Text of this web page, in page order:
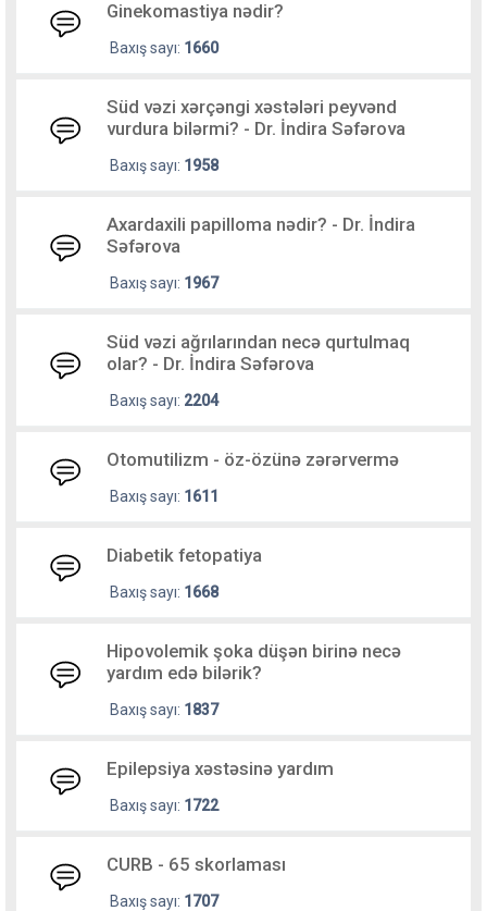
Ginekomastiya nədir?
Baxış sayı: 1660
Süd vəzi xərçəngi xəstələri peyvənd
vurdura bilərmi? - Dr. İndira Səfərova
Baxış sayı: 1958
Axardaxili papilloma nədir? - Dr. İndira
Səfərova
Baxış sayı: 1967
Süd vəzi ağrılarından necə qurtulmaq
olar? - Dr. İndira Səfərova
Baxış sayı: 2204
Otomutilizm - öz-özünə zərərvermə
Baxış sayı: 1611
Diabetik fetopatiya
Baxış sayı: 1668
Hipovolemik şoka düşən birinə necə
yardım edə bilərik?
Baxış sayı: 1837
Epilepsiya xəstəsinə yardım
Baxış sayı: 1722
CURB - 65 skorlaması
Baxış sayı: 1707